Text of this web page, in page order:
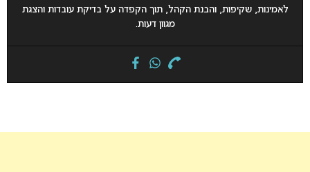
לאמינות, שקיפות, והבנת הקהל, תוך הקפדה על בדיקת עובדות והצגת
מגוון דעות.